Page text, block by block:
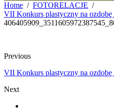
Home
FOTORELACJE
VII Konkurs plastyczny na ozdobę
Previous
VII Konkurs plastyczny na ozdobę
Next